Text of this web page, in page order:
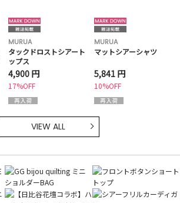
MURUA
タックドロストシアート
ップス
4,900 円
17%OFF
MURUA
マットシアーシャツ
5,841 円
10%OFF
VIEW ALL